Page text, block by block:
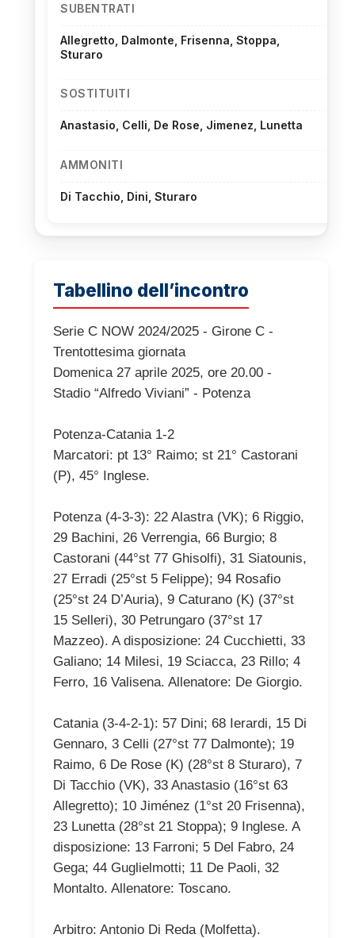
SUBENTRATI
Allegretto, Dalmonte, Frisenna, Stoppa,
Sturaro
SOSTITUITI
Anastasio, Celli, De Rose, Jimenez, Lunetta
AMMONITI
Di Tacchio, Dini, Sturaro
Tabellino dell’incontro
Serie C NOW 2024/2025 - Girone C -
Trentottesima giornata
Domenica 27 aprile 2025, ore 20.00 -
Stadio “Alfredo Viviani” - Potenza
Potenza-Catania 1-2
Marcatori: pt 13° Raimo; st 21° Castorani
(P), 45° Inglese.
Potenza (4-3-3): 22 Alastra (VK); 6 Riggio,
29 Bachini, 26 Verrengia, 66 Burgio; 8
Castorani (44°st 77 Ghisolfi), 31 Siatounis,
27 Erradi (25°st 5 Felippe); 94 Rosafio
(25°st 24 D’Auria), 9 Caturano (K) (37°st
15 Selleri), 30 Petrungaro (37°st 17
Mazzeo). A disposizione: 24 Cucchietti, 33
Galiano; 14 Milesi, 19 Sciacca, 23 Rillo; 4
Ferro, 16 Valisena. Allenatore: De Giorgio.
Catania (3-4-2-1): 57 Dini; 68 Ierardi, 15 Di
Gennaro, 3 Celli (27°st 77 Dalmonte); 19
Raimo, 6 De Rose (K) (28°st 8 Sturaro), 7
Di Tacchio (VK), 33 Anastasio (16°st 63
Allegretto); 10 Jiménez (1°st 20 Frisenna),
23 Lunetta (28°st 21 Stoppa); 9 Inglese. A
disposizione: 13 Farroni; 5 Del Fabro, 24
Gega; 44 Guglielmotti; 11 De Paoli, 32
Montalto. Allenatore: Toscano.
Arbitro: Antonio Di Reda (Molfetta).